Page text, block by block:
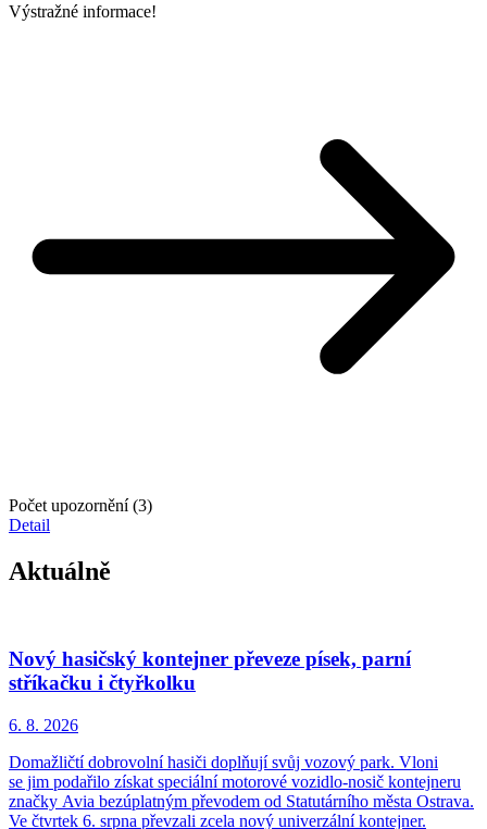
Výstražné informace!
Počet upozornění (3)
Detail
Aktuálně
Nový hasičský kontejner převeze písek, parní
stříkačku i čtyřkolku
6. 8. 2026
Domažličtí dobrovolní hasiči doplňují svůj vozový park. Vloni
se jim podařilo získat speciální motorové vozidlo-nosič kontejneru
značky Avia bezúplatným převodem od Statutárního města Ostrava.
Ve čtvrtek 6. srpna převzali zcela nový univerzální kontejner.